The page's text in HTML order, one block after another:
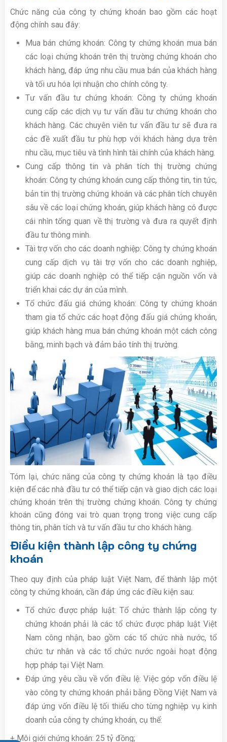
Chức năng của công ty chứng khoán bao gồm các hoạt
động chính sau đây:
Mua bán chứng khoán: Công ty chứng khoán mua bán
các loại chứng khoán trên thị trường chứng khoán cho
khách hàng, đáp ứng nhu cầu mua bán của khách hàng
và tối ưu hóa lợi nhuận cho chính công ty.
Tư vấn đầu tư chứng khoán: Công ty chứng khoán
cung cấp các dịch vụ tư vấn đầu tư chứng khoán cho
khách hàng. Các chuyên viên tư vấn đầu tư sẽ đưa ra
các đề xuất đầu tư phù hợp với khách hàng dựa trên
nhu cầu, mục tiêu và tình hình tài chính của khách hàng.
Cung cấp thông tin và phân tích thị trường chứng
khoán: Công ty chứng khoán cung cấp thông tin, tin tức,
bản tin thị trường chứng khoán và các phân tích chuyên
sâu về các loại chứng khoán, giúp khách hàng có được
cái nhìn tổng quan về thị trường và đưa ra quyết định
đầu tư thông minh.
Tài trợ vốn cho các doanh nghiệp: Công ty chứng khoán
cung cấp dịch vụ tài trợ vốn cho các doanh nghiệp,
giúp các doanh nghiệp có thể tiếp cận nguồn vốn và
triển khai các dự án của mình.
Tổ chức đấu giá chứng khoán: Công ty chứng khoán
tham gia tổ chức các hoạt động đấu giá chứng khoán,
giúp khách hàng mua bán chứng khoán một cách công
bằng, minh bạch và đảm bảo tính thị trường.
Tóm lại, chức năng của công ty chứng khoán là tạo điều
kiện để các nhà đầu tư có thể tiếp cận và giao dịch các loại
chứng khoán trên thị trường chứng khoán. Công ty chứng
khoán cũng đóng vai trò quan trọng trong việc cung cấp
thông tin, phân tích và tư vấn đầu tư cho khách hàng.
Điều kiện thành lập công ty chứng
khoán
Theo quy định của pháp luật Việt Nam, để thành lập một
công ty chứng khoán, cần đáp ứng các điều kiện sau:
Tổ chức được pháp luật: Tổ chức thành lập công ty
chứng khoán phải là các tổ chức được pháp luật Việt
Nam công nhận, bao gồm các tổ chức nhà nước, tổ
chức tư nhân và các tổ chức nước ngoài hoạt động
hợp pháp tại Việt Nam.
Đáp ứng yêu cầu về vốn điều lệ: Việc góp vốn điều lệ
vào công ty chứng khoán phải bằng Đồng Việt Nam và
đáp ứng vốn điều lệ tối thiểu cho từng nghiệp vụ kinh
doanh của công ty chứng khoán, cụ thể:
+ Môi giới chứng khoán: 25 tỷ đồng;